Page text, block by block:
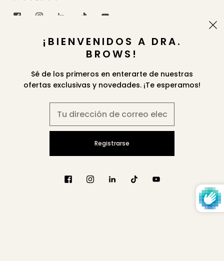
Isla Verde Mall Suite 202, Marginal Biascoechea.
Carolina, PR, 00979. United States
¡BIENVENIDOS A DRA.
BROWS!
Sé de los primeros en enterarte de nuestras
ofertas exclusivas y novedades. ¡Te esperamos!